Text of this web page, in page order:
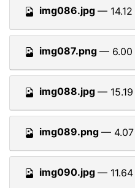
img086.jpg — 14.12
img087.png — 6.00
img088.jpg —
img089.png — 4.07
img090.jpg —